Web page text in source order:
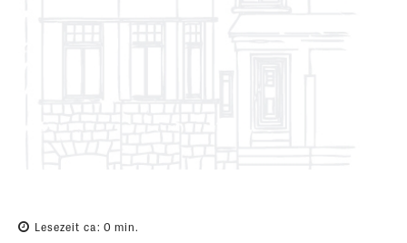
Lesezeit ca: 0 min.